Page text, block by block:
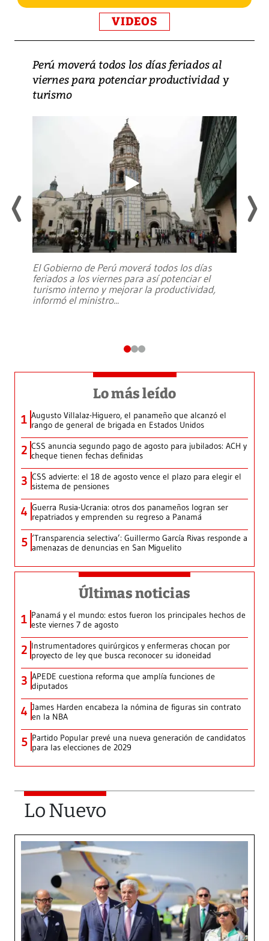
VIDEOS
Perú moverá todos los días feriados al
viernes para potenciar productividad y
turismo
El Gobierno de Perú moverá todos los días
feriados a los viernes para así potenciar el
turismo interno y mejorar la productividad,
informó el ministro...
Lo más leído
1 Augusto Villalaz-Higuero, el panameño que alcanzó el
rango de general de brigada en Estados Unidos
2 CSS anuncia segundo pago de agosto para jubilados: ACH y
cheque tienen fechas definidas
3 CSS advierte: el 18 de agosto vence el plazo para elegir el
sistema de pensiones
4 Guerra Rusia-Ucrania: otros dos panameños logran ser
repatriados y emprenden su regreso a Panamá
5 ‘Transparencia selectiva’: Guillermo García Rivas responde a
amenazas de denuncias en San Miguelito
Últimas noticias
1 Panamá y el mundo: estos fueron los principales hechos de
este viernes 7 de agosto
2 Instrumentadores quirúrgicos y enfermeras chocan por
proyecto de ley que busca reconocer su idoneidad
3 APEDE cuestiona reforma que amplía funciones de
diputados
4 James Harden encabeza la nómina de figuras sin contrato
en la NBA
5 Partido Popular prevé una nueva generación de candidatos
para las elecciones de 2029
Lo Nuevo